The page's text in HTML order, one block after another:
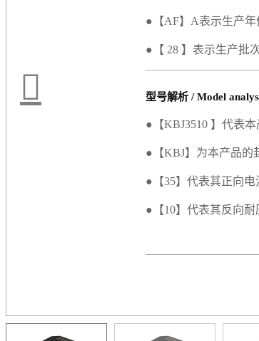
●【AF】A表示生产
●【 28 】表示生产批
型号解析 / Model
●【KBJ3510 】代表
●【KBJ】为本产品的
●【35】代表其正向电
●【10】代表其反向耐